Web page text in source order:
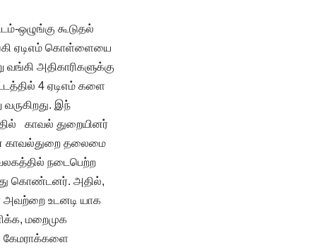
ஒழுங்கு கூடுதல்
ஏடிஎம் கொள்ளையை
அதிகாரிகளுக்கு
4 ஏடிஎம் களை
இந்
காவல் துறையினர்
காவல்துறை தலைமை
நடைபெற்ற
கொண்டனர். அதில்,
அவற்றை உடனடி யாக
மறைமுக
கேமராக்களை